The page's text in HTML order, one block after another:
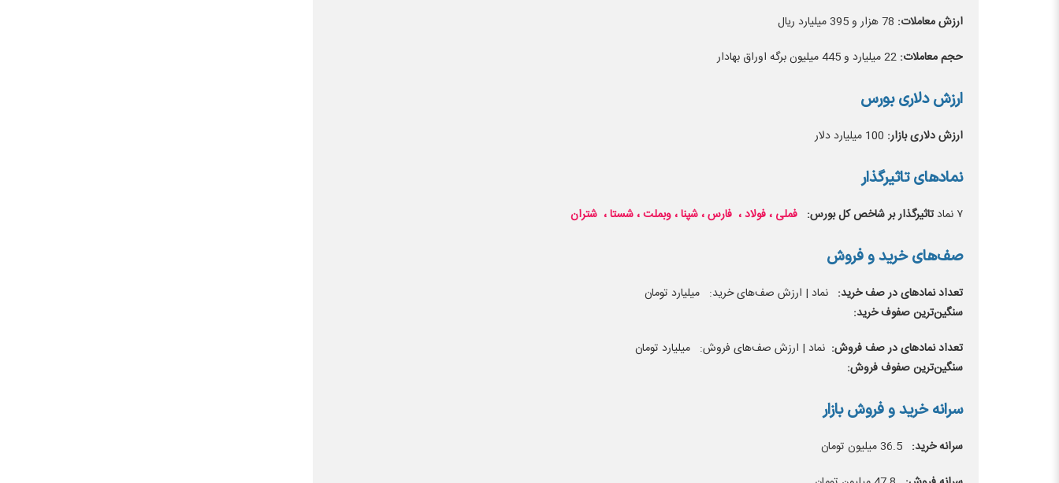
ارزش معاملات: 78 هزار و 395 میلیارد ریال
حجم معاملات: 22 میلیارد و 445 میلیون برگه اوراق بهادار
ارزش دلاری بورس
ارزش دلاری بازار:
نماد‌های تاثیرگذار
۷ نماد تاثیرگذار بر شاخص کل بورس: فملی ، فولاد ، فارس ، شپنا ، وبملت ، شستا ، شتران
صف‌های خرید و فروش
تعداد نماد‌های در صف خرید: نماد | ارزش صف‌های خرید: میلیارد تومان
سنگین‌ترین صفوف خرید:
تعداد نماد‌های در صف فروش: نماد | ارزش صف‌های فروش: میلیارد تومان
سنگین‌ترین صفوف فروش:
سرانه خرید و فروش بازار
سرانه خرید: